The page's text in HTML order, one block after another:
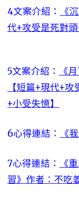
4文案介紹：
《
代+攻受是死對
5文案介紹：
《
【短篇+現代+
+小受失憶】
6心得連結： 《
7心得連結：
《
習》作者：不吃